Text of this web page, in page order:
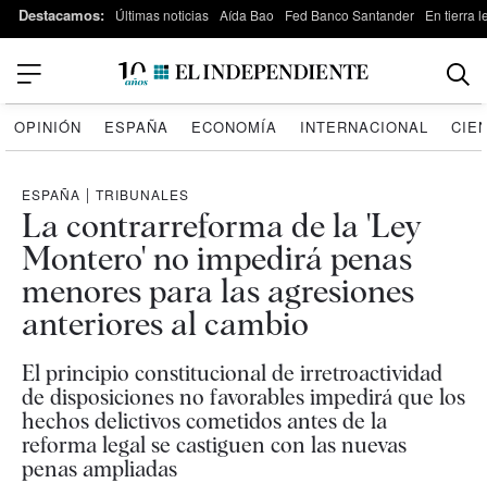
Destacamos: Últimas noticias Aída Bao Fed Banco Santander En tierra
OPINIÓN ESPAÑA ECONOMÍA INTERNACIONAL
ESPAÑA | TRIBUNALES
La contrarreforma de la 'Ley
Montero' no impedirá penas
menores para las agresiones
anteriores al cambio
El principio constitucional de irretroactividad
de disposiciones no favorables impedirá que los
hechos delictivos cometidos antes de la
reforma legal se castiguen con las nuevas
penas ampliadas